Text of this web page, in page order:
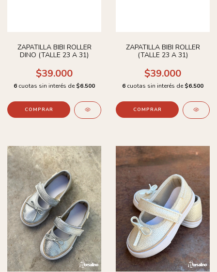
ZAPATILLA BIBI ROLLER
DINO (TALLE 23 A 31)
$39.000
6 cuotas sin interés de $6.500
COMPRAR
ZAPATILLA BIBI ROLLER
(TALLE 23 A 31)
$39.000
6 cuotas sin interés de $6.500
COMPRAR